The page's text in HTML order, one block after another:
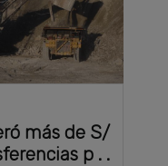
más de S/
p . .